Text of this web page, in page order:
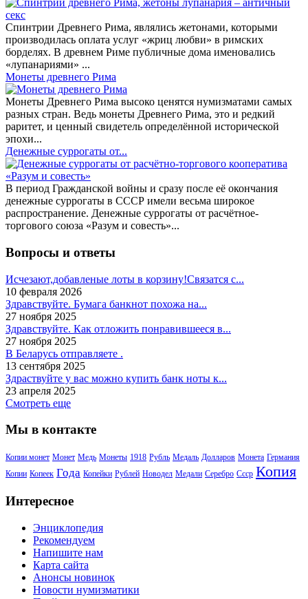
Спинтрии Древнего Рима, являлись жетонами, которыми
производилась оплата услуг «жриц любви» в римских
борделях. В древнем Риме публичные дома именовались
«лупанариями» ...
Монеты древнего Рима
Монеты Древнего Рима высоко ценятся нумизматами самых
разных стран. Ведь монеты Древнего Рима, это и редкий
раритет, и ценный свидетель определённой исторической
эпохи...
Денежные суррогаты от...
В период Гражданской войны и сразу после её окончания
денежные суррогаты в СССР имели весьма широкое
распространение. Денежные суррогаты от расчётное-
торгового союза «Разум и совесть»...
Вопросы и ответы
Исчезают,добавленые лоты в корзину!Связатся с...
10 февраля 2026
Здравствуйте. Бумага банкнот похожа на...
27 ноября 2025
Здравствуйте. Как отложить понравившееся в...
27 ноября 2025
В Беларусь отправляете .
13 сентября 2025
Здраствуйте у вас можно купить банк ноты к...
23 апреля 2025
Смотреть еще
Мы в контакте
Копии монет Монет Медь Монеты 1918 Рубль Медаль Долларов Монета Германия
Копии Копеек Года Копейки Рублей Новодел Медали Серебро Ссср Копия
Интересное
Энциклопедия
Рекомендуем
Напишите нам
Карта сайта
Анонсы новинок
Новости нумизматики